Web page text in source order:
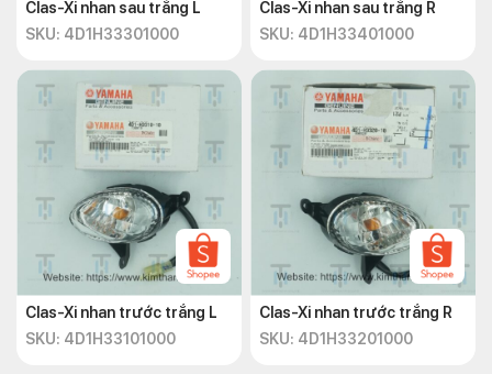
Clas-Xi nhan sau trắng L
SKU: 4D1H33301000
Clas-Xi nhan sau trắng R
SKU: 4D1H33401000
Clas-Xi nhan trước trắng L
SKU: 4D1H33101000
Clas-Xi nhan trước trắng R
SKU: 4D1H33201000